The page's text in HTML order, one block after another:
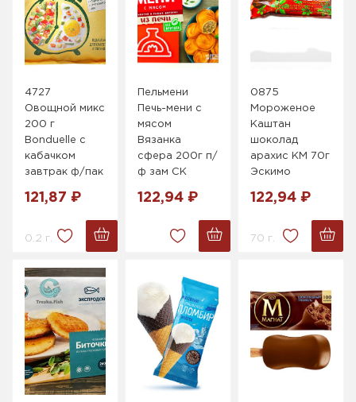
4727
Овощной микс
200 г
Bonduelle с
кабачком
завтрак ф/пак
121,87 ₽
0.2 г.
Пельмени
Печь-мени с
мясом
Вязанка
сфера 200г п/
ф зам СК
122,94 ₽
0875
Мороженое
Каштан
шоколад
арахис КМ 70г
Эскимо
122,94 ₽
70 г.